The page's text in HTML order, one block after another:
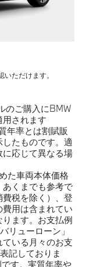
ただけます。
のご購入にBMW
されます
年率とは割賦販
たものです。適
応じて異なる場
た車両本体価格
あくまでも参考で
税を除く）、登
用は含まれてい
ます。お支払例
リューローン」
いる月々のお支
記しておりま
す。実質年率や